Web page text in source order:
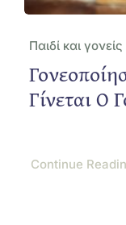
Παιδί και γονείς
Γίνεται Ο
Continue